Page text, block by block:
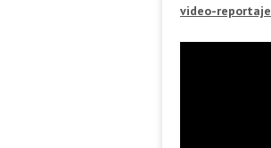
video-reportaje